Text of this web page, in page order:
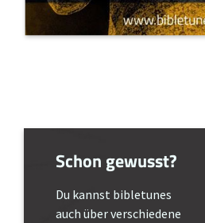
Schon gewusst?
Du kannst bibletunes
auch über verschiedene